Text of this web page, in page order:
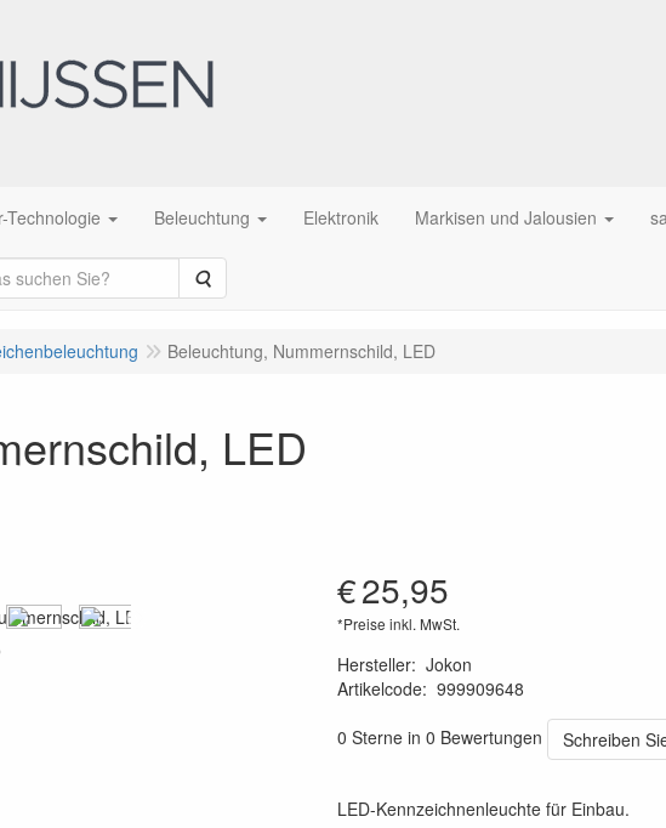
Technologie Beleuchtung Elektronik Markisen und Jalousien
Suche
Beleuchtung, Nummernschild, LED
LED
€25,95
*Preise inkl. MwSt.
Hersteller: Jokon
Artikelcode: 999909648
0 Sterne in 0 Bewertungen
Schreiben
LED-Kennzeichnenleuchte für Einbau.